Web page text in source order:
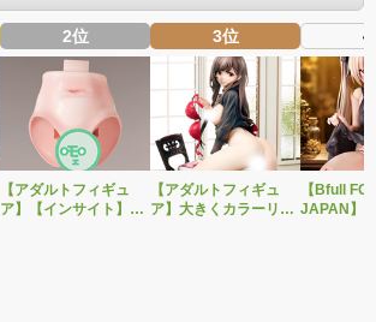
2位
【アダルトフィギュ
ア】【インサイト】ベ
3位
【アダルトフィギュ
ア】大きくカラーリン
4
【Bfull
JAPAN】